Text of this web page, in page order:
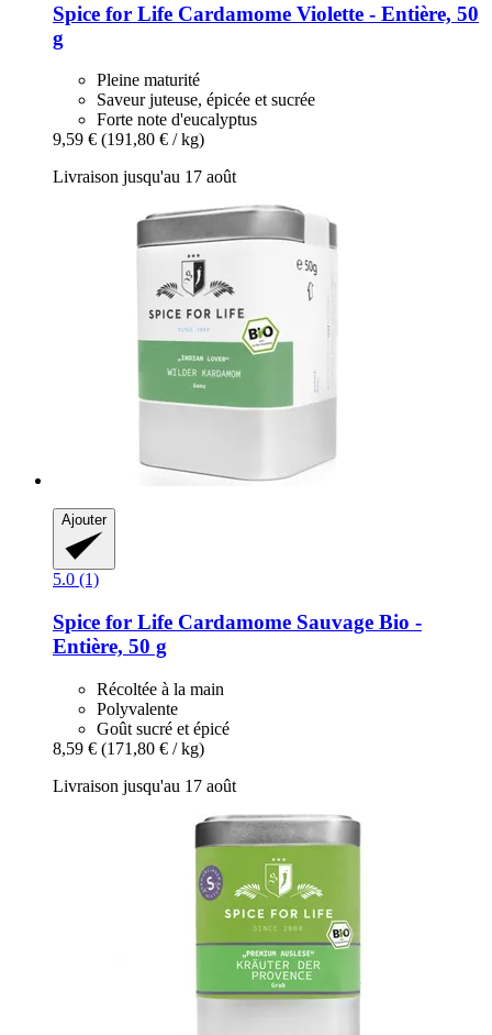
Spice for Life Cardamome Violette -​ Entière, 50
g
Pleine maturité
Saveur juteuse, épicée et sucrée
Forte note d'eucalyptus
9,59 € (191,80 € / kg)
Livraison jusqu'au 17 août
Ajouter
5.0 (1)
Spice for Life Cardamome Sauvage Bio -​
Entière, 50 g
Récoltée à la main
Polyvalente
Goût sucré et épicé
8,59 € (171,80 € / kg)
Livraison jusqu'au 17 août